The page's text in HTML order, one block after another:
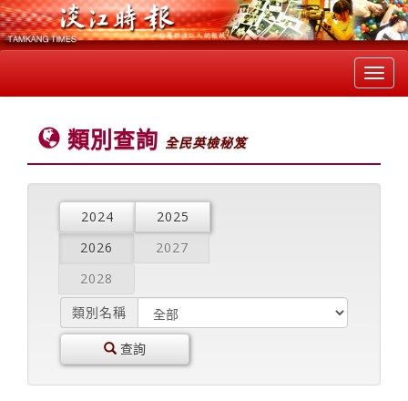
類別查詢 全民英檢秘笈
2024
2025
2026
2027
2028
類別名稱
查詢